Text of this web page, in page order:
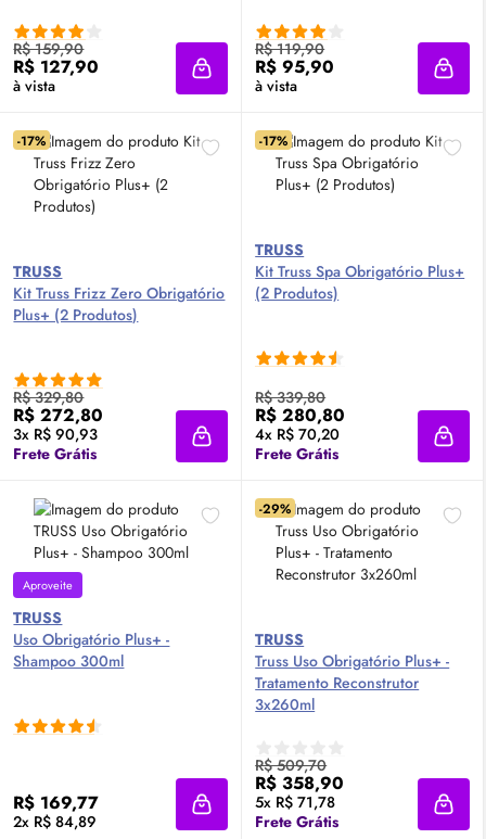
R$ 159,90
R$ 127,90
à vista Adicionar à sacola
R$ 119,90
R$ 95,90
à vista
-17%
TRUSS
Kit Truss Frizz Zero Obrigatório
Plus+ (2 Produtos)
R$ 329,80
R$ 272,80
3x R$ 90,93
Frete Grátis
Adicionar à sacola
-17%
TRUSS
Kit Truss Spa Obrigatório Plus+
(2 Produtos)
R$ 339,80
R$ 280,80
4x R$ 70,20
Frete Grátis
Aproveite
TRUSS
Uso Obrigatório Plus+ -
Shampoo 300ml
R$ 169,77
2x R$ 84,89 Adicionar à sacola
-29%
TRUSS
Truss Uso Obrigatório Plus+ -
Tratamento Reconstrutor
3x260ml
R$ 509,70
R$ 358,90
5x R$ 71,78
Frete Grátis